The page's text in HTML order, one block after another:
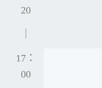
20
17：
00